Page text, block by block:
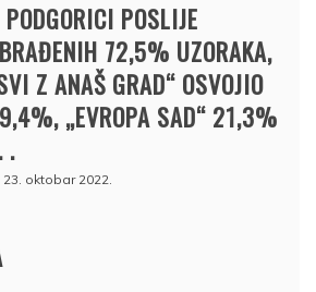
POSLIJE
72,5% UZORAKA,
Z ANAŠ GRAD“ OSVOJIO
„EVROPA SAD“ 21,3%
.
23. oktobar 2022.